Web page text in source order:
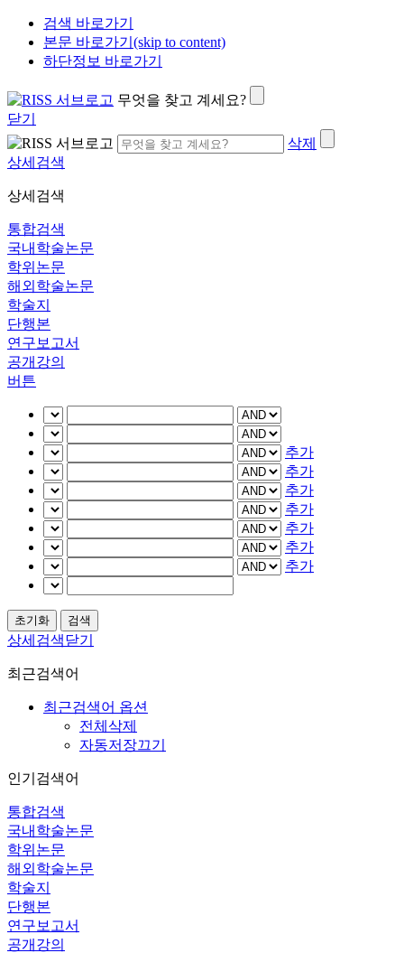
검색 바로가기
본문 바로가기(skip to content)
하단정보 바로가기
무엇을 찾고 계세요?
닫기
삭제
상세검색
상세검색
통합검색
국내학술논문
학위논문
해외학술논문
학술지
단행본
연구보고서
공개강의
버튼
추가
추가
추가
추가
추가
추가
추가
상세검색닫기
최근검색어
최근검색어 옵션
전체삭제
자동저장끄기
인기검색어
통합검색
국내학술논문
학위논문
해외학술논문
학술지
단행본
연구보고서
공개강의